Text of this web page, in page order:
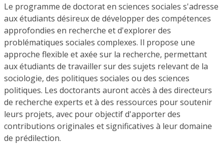
Le programme de doctorat en sciences sociales s'adresse
aux étudiants désireux de développer des compétences
approfondies en recherche et d'explorer des
problématiques sociales complexes. Il propose une
approche flexible et axée sur la recherche, permettant
aux étudiants de travailler sur des sujets relevant de la
sociologie, des politiques sociales ou des sciences
politiques. Les doctorants auront accès à des directeurs
de recherche experts et à des ressources pour soutenir
leurs projets, avec pour objectif d'apporter des
contributions originales et significatives à leur domaine
de prédilection.